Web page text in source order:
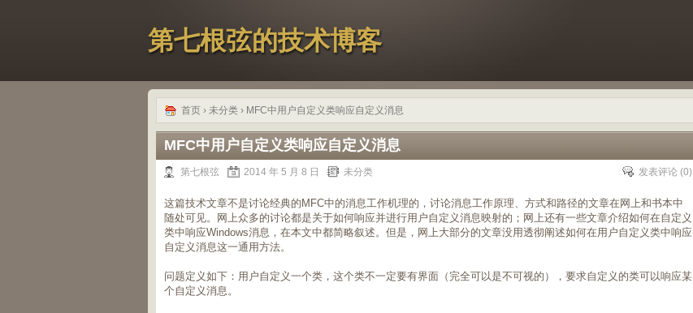
第七根弦的技术博客
首页 › 未分类 › MFC中用户自定义类响应自定义消息
MFC中用户自定义类响应自定义消息
第七根弦 2014 年 5 月 8 日 未分类 发表评论 (0)
这篇技术文章不是讨论经典的MFC中的消息工作机理的，讨论消息工作原理、方式和路径的文章在网上和书本中
随处可见。网上众多的讨论都是关于如何响应并进行用户自定义消息映射的；网上还有一些文章介绍如何在自定义
类中响应Windows消息，在本文中都简略叙述。但是，网上大部分的文章没用透彻阐述如何在用户自定义类中响应
自定义消息这一通用方法。
问题定义如下：用户自定义一个类，这个类不一定要有界面（完全可以是不可视的），要求自定义的类可以响应某
个自定义消息。